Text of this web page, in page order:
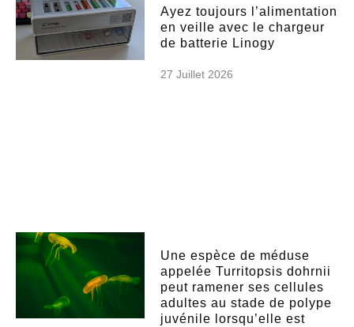
Ayez toujours l’alimentation
en veille avec le chargeur
de batterie Linogy
27 Juillet 2026
Une espèce de méduse
appelée Turritopsis dohrnii
peut ramener ses cellules
adultes au stade de polype
juvénile lorsqu’elle est